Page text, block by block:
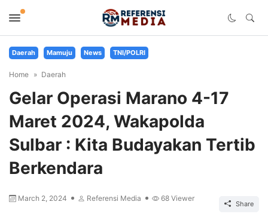
Daerah Mamuju News TNI/POLRI
Home Daerah
Gelar Operasi Marano 4-17
Maret 2024, Wakapolda
Sulbar : Kita Budayakan Tertib
Berkendara
March 2, 2024 Referensi Media 68 Viewer
Share